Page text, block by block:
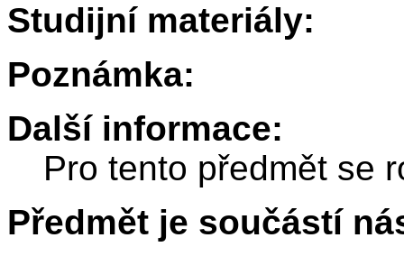
Studijní materiály:
Poznámka:
Další informace:
Pro tento předmět se
Předmět je součástí